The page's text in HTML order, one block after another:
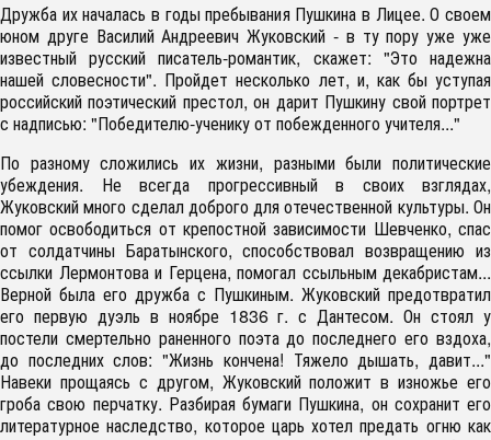
Дружба их началась в годы пребывания Пушкина в Лицее. О своем
юном друге Василий Андреевич Жуковский - в ту пору уже уже
известный русский писатель-романтик, скажет: "Это надежна
нашей словесности". Пройдет несколько лет, и, как бы уступая
российский поэтический престол, он дарит Пушкину свой портрет
с надписью: "Победителю-ученику от побежденного учителя..."
По разному сложились их жизни, разными были политические
убеждения. Не всегда прогрессивный в своих взглядах,
Жуковский много сделал доброго для отечественной культуры. Он
помог освободиться от крепостной зависимости Шевченко, спас
от солдатчины Баратынского, способствовал возвращению из
ссылки Лермонтова и Герцена, помогал ссыльным декабристам...
Верной была его дружба с Пушкиным. Жуковский предотвратил
его первую дуэль в ноябре 1836 г. с Дантесом. Он стоял у
постели смертельно раненного поэта до последнего его вздоха,
до последних слов: "Жизнь кончена! Тяжело дышать, давит..."
Навеки прощаясь с другом, Жуковский положит в изножье его
гроба свою перчатку. Разбирая бумаги Пушкина, он сохранит его
литературное наследство, которое царь хотел предать огню как